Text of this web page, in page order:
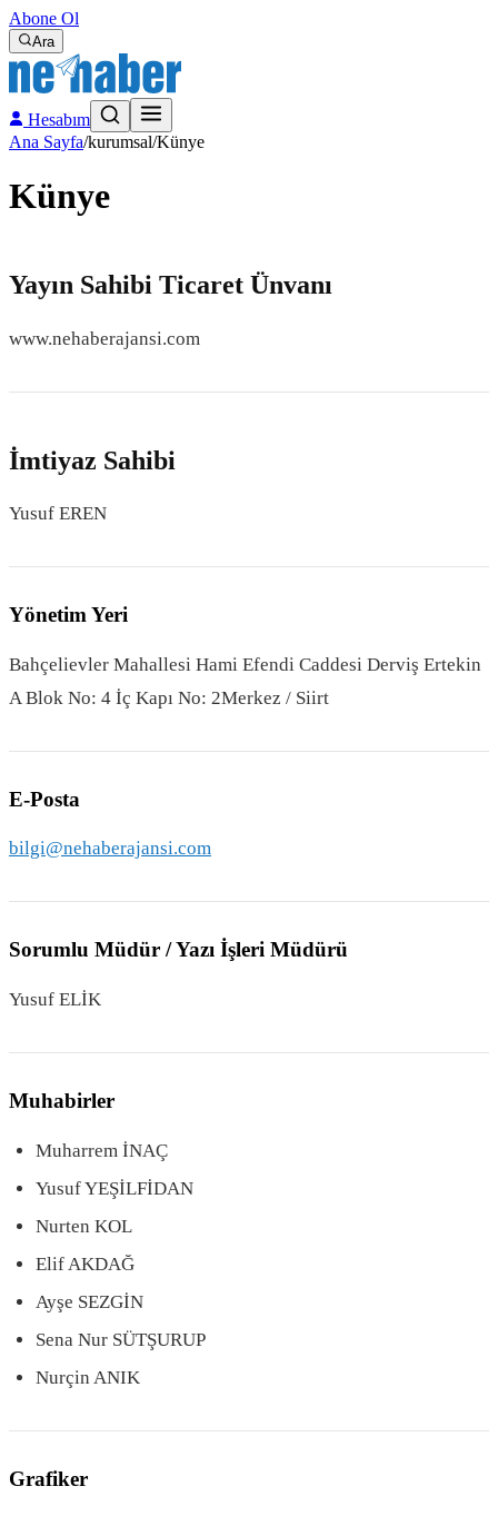
Abone Ol
Ara
Hesabım
Ana Sayfa/kurumsal/Künye
Künye
Yayın Sahibi Ticaret Ünvanı
www.nehaberajansi.com
İmtiyaz Sahibi
Yusuf EREN
Yönetim Yeri
Bahçelievler Mahallesi Hami Efendi Caddesi Derviş Ertekin
A Blok No: 4 İç Kapı No: 2Merkez / Siirt
E-Posta
bilgi@nehaberajansi.com
Sorumlu Müdür / Yazı İşleri Müdürü
Yusuf ELİK
Muhabirler
Muharrem İNAÇ
Yusuf YEŞİLFİDAN
Nurten KOL
Elif AKDAĞ
Ayşe SEZGİN
Sena Nur SÜTŞURUP
Nurçin ANIK
Grafiker